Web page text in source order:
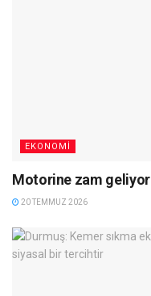
EKONOMI
Motorine zam geliyor
20 TEMMUZ 2026